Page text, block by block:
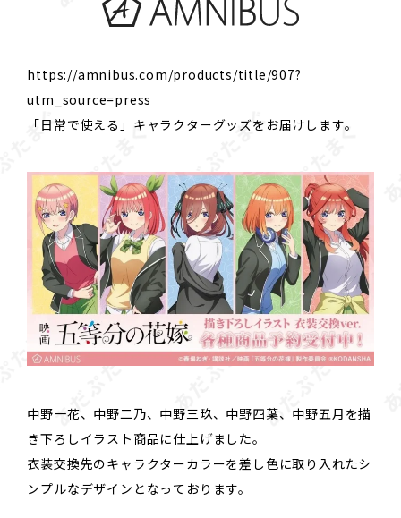
https://amnibus.com/products/title/907?
utm_source=press
「日常で使える」キャラクターグッズをお届けします。
中野一花、中野二乃、中野三玖、中野四葉、中野五月を描
き下ろしイラスト商品に仕上げました。
衣装交換先のキャラクターカラーを差し色に取り入れたシ
ンプルなデザインとなっております。